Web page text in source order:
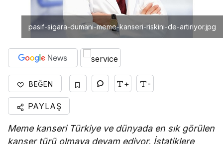
pasif-sigara-dumani-meme-kanseri-riskini-de-artiriyor.jpg
BEĞEN + -
PAYLAŞ
Meme kanseri Türkiye ve dünyada en sık görülen
kanser türü olmaya devam ediyor. İstatiklere